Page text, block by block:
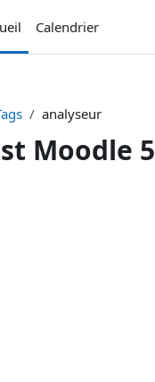
Calendrier
analyseur
Moodle 5